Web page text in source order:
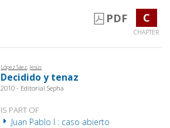
PDF C
CHAPTER
López Sáez, Jesús
Decidido y tenaz
2010 - Editorial Sepha
IS PART OF
Juan Pablo I : caso abierto